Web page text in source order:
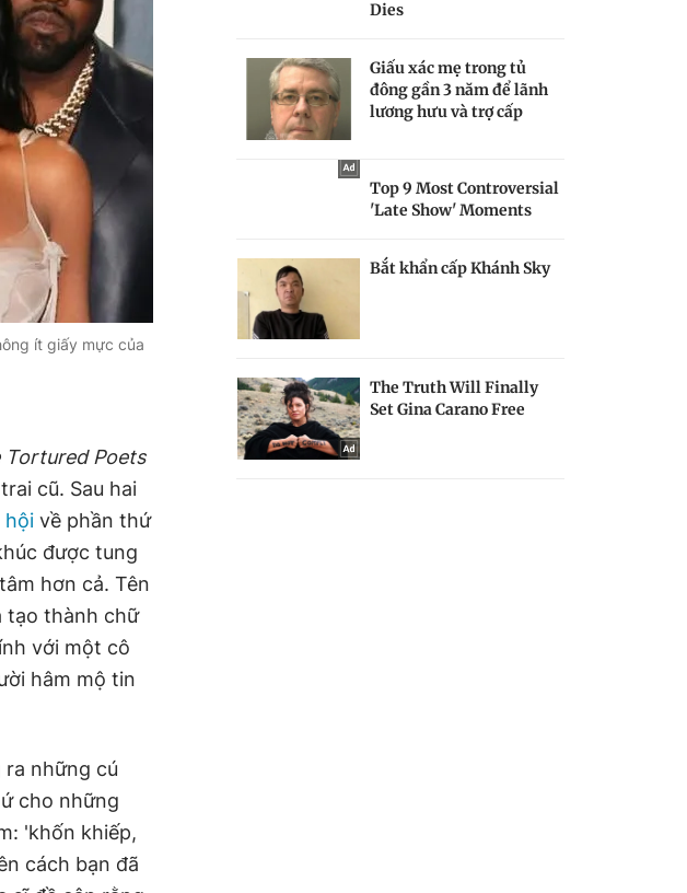
ít giấy mực của
Tortured Poets
cũ. Sau hai
hội về phần thứ
được tung
hơn cả. Tên
tạo thành chữ
với một cô
hâm mộ tin
những cú
cho những
'khốn khiếp,
cách bạn đã